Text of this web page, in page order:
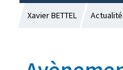
Xavier BETTEL